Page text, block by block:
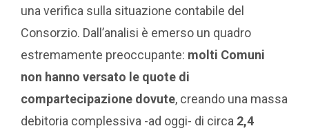
una verifica sulla situazione contabile del
Consorzio. Dall’analisi è emerso un quadro
estremamente preoccupante: molti Comuni
non hanno versato le quote di
compartecipazione dovute, creando una massa
debitoria complessiva -ad oggi- di circa 2,4